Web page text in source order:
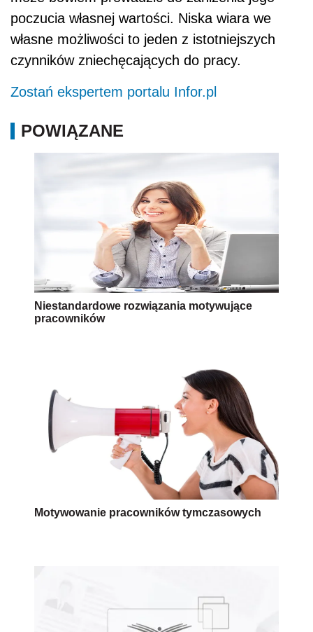
poczucia własnej wartości. Niska wiara we
własne możliwości to jeden z istotniejszych
czynników zniechęcających do pracy.
Zostań ekspertem portalu Infor.pl
POWIĄZANE
Niestandardowe rozwiązania motywujące
pracowników
Motywowanie pracowników tymczasowych